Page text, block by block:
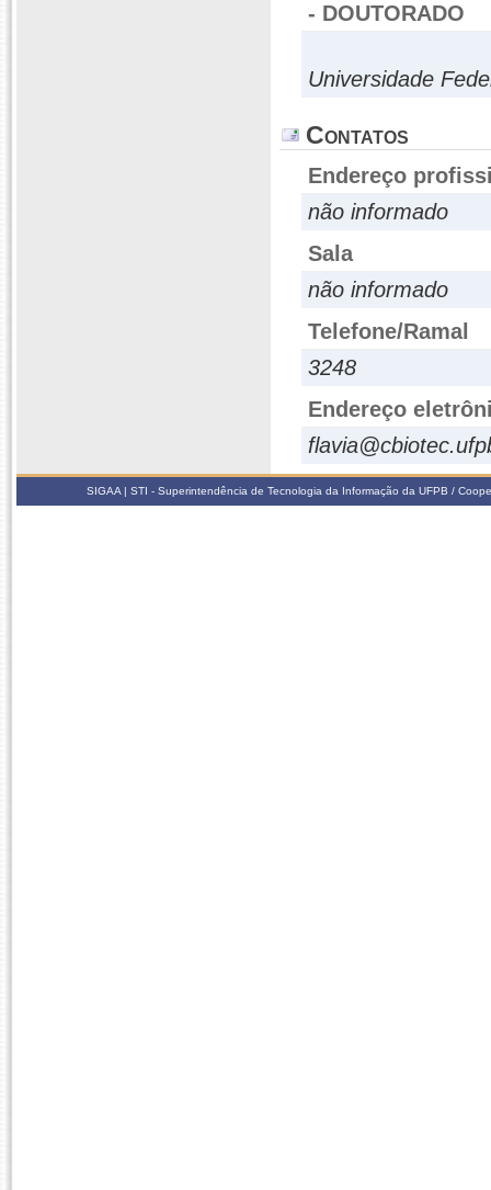
- DOUTORADO
Universidade
Contatos
Endereço
não informado
Sala
não informado
Telefone/Ramal
3248
Endereço
SIGAA | STI - Superintendência de Tecnologia da Informação da UFPB /